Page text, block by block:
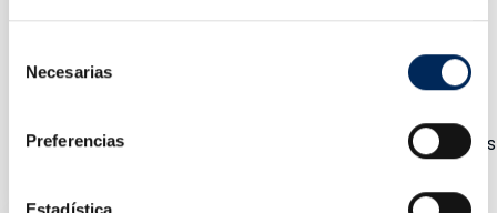
Necesarias
Preferencias
Cargador De Baterias 12/24V Arrancador De